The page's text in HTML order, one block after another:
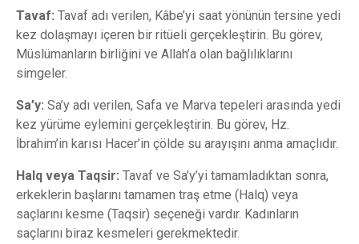
Tavaf: Tavaf adı verilen, Kâbe’yi saat yönünün tersine yedi
kez dolaşmayı içeren bir ritüeli gerçekleştirin. Bu görev,
Müslümanların birliğini ve Allah’a olan bağlılıklarını
simgeler.
Sa’y: Sa’y adı verilen, Safa ve Marva tepeleri arasında yedi
kez yürüme eylemini gerçekleştirin. Bu görev, Hz.
İbrahim’in karısı Hacer’in çölde su arayışını anma amaçlıdır.
Halq veya Taqsir: Tavaf ve Sa’y’yi tamamladıktan sonra,
erkeklerin başlarını tamamen traş etme (Halq) veya
saçlarını kesme (Taqsir) seçeneği vardır. Kadınların
saçlarını biraz kesmeleri gerekmektedir.